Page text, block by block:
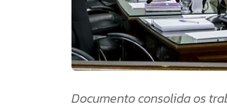
Documento consolida os